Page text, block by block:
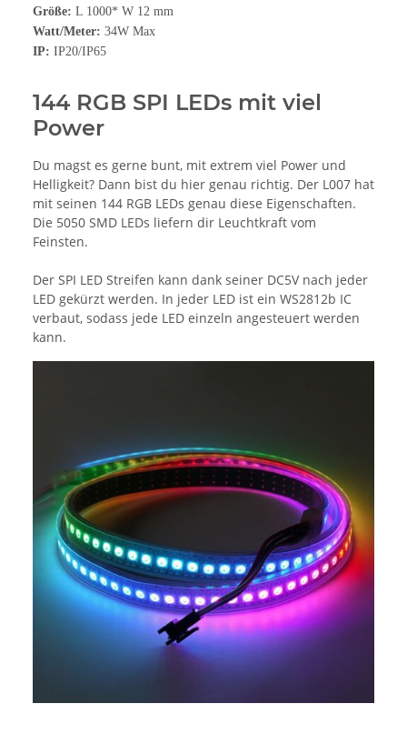
Größe: L 1000* W 12 mm
Watt/Meter: 34W Max
IP: IP20/IP65
144 RGB SPI LEDs mit viel
Power
Du magst es gerne bunt, mit extrem viel Power und
Helligkeit? Dann bist du hier genau richtig. Der L007 hat
mit seinen 144 RGB LEDs genau diese Eigenschaften.
Die 5050 SMD LEDs liefern dir Leuchtkraft vom
Feinsten.
Der SPI LED Streifen kann dank seiner DC5V nach jeder
LED gekürzt werden. In jeder LED ist ein WS2812b IC
verbaut, sodass jede LED einzeln angesteuert werden
kann.